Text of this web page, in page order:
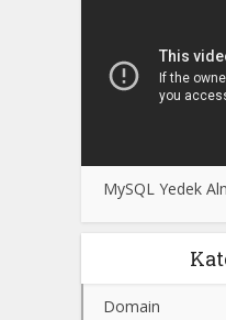
MySQL Yedek
Domain